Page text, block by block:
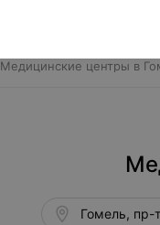
Медицинские центры в
Гомель, пр-